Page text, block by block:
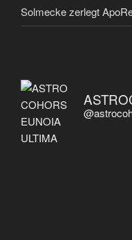
Solmecke zerlegt